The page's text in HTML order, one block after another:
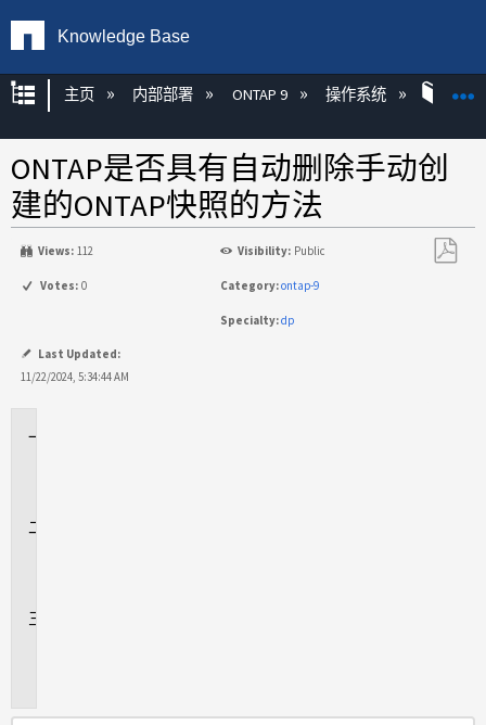
Knowledge Base
扩展/隐缩全局层次
主页 内部部署 ONTAP 9 操作系统
ONTAP是否具有自动删除手动创
建的ONTAP快照的方法
Views: 112 Visibility: Public
Votes: 0 Category:ontap-9
Specialty:dp
Last Updated:
11/22/2024, 5:34:44 AM